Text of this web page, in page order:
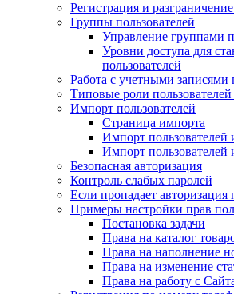
Регистрация и
Группы пользователей
Управление группами
Уровни доступа для
пользователей
Работа с учетными записями
Типовые роли пользователей
Импорт пользователей
Страница импорта
Импорт пользователей
Импорт
Безопасная авторизация
Контроль слабых паролей
Если пропадает авторизация
Примеры настройки прав
Постановка задачи
Права на каталог
Права на наполнение
Права на изменение
Права на работу с